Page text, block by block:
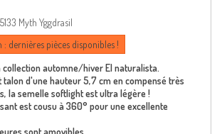
5133 Myth Yggdrasil
dernières pièces disponibles !
collection automne/hiver El naturalista.
talon d'une hauteur 5,7 cm en compensé très
la semelle softlight est ultra légère !
est cousu à 360° pour une excellente
sont amovibles